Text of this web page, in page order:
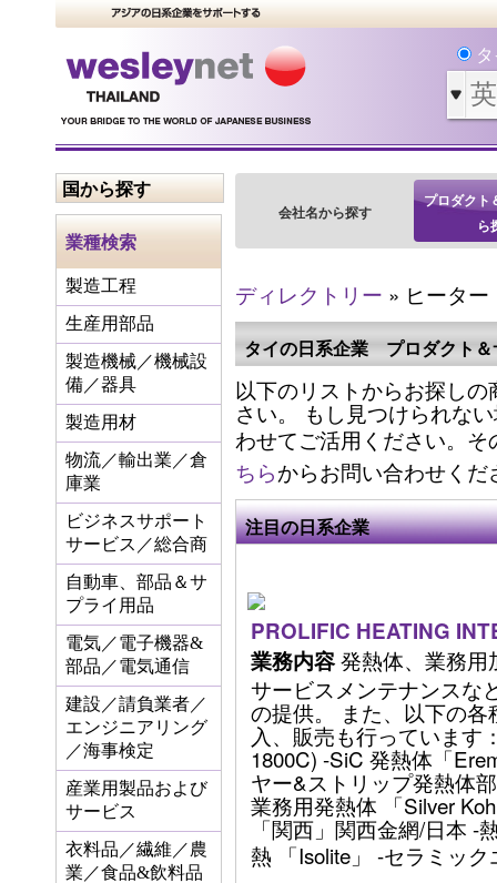
国から探す
業種検索
製造工程
生産用部品
製造機械／機械設
備／器具
製造用材
物流／輸出業／倉
庫業
ビジネスサポート
サービス／総合商
自動車、部品＆サ
プライ用品
電気／電子機器&
部品／電気通信
建設／請負業者／
エンジニアリング
／海事検定
産業用製品および
サービス
衣料品／繊維／農
業／食品&飲料品
会社名から探す
プロダクト
ら
ディレクトリー » ヒーター
タイの日系企業 プロダクト＆
以下のリストからお探し
さい。 もし見つけられな
わせてご活用ください。
ちらからお問い合わせくだ
注目の日系企業
PROLIFIC HEATING
業務内容発熱体、業務用
サービスメンテナンスな
の提供。 また、以下の
入、販売も行っています
1800C) -SiC 発熱体「
ヤー&ストリップ発熱体
業務用発熱体 「Silver
「関西」関西金網/日本 -
熱 「Isolite」 -セラミッ